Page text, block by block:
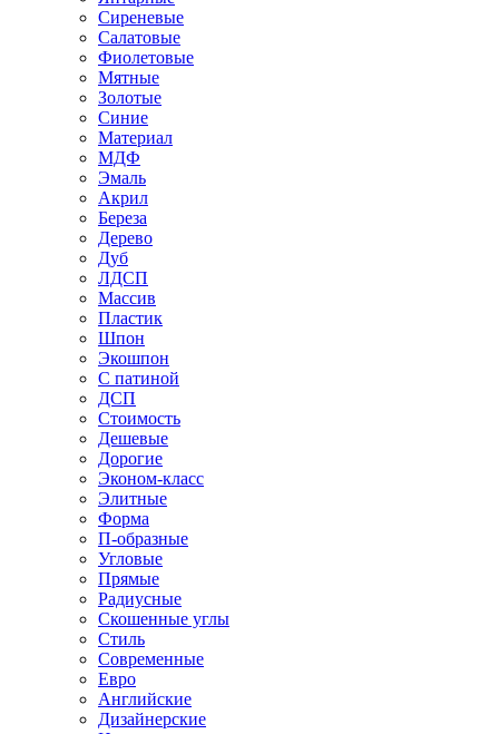
Сиреневые
Салатовые
Фиолетовые
Мятные
Золотые
Синие
Материал
МДФ
Эмаль
Акрил
Береза
Дерево
Дуб
ЛДСП
Массив
Пластик
Шпон
Экошпон
С патиной
ДСП
Стоимость
Дешевые
Дорогие
Эконом-класс
Элитные
Форма
П-образные
Угловые
Прямые
Радиусные
Скошенные углы
Стиль
Современные
Евро
Английские
Дизайнерские